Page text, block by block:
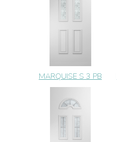
MARQUISE S 3 PB